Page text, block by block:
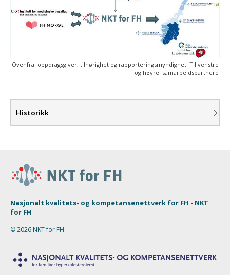
Ovenfra: oppdragsgiver, tilhørighet og rapporteringsmyndighet. Til venstre
og høyre: samarbeidspartnere
Historikk
Nasjonalt kvalitets- og kompetansenettverk for FH - NKT
for FH
© 2026 NKT for FH